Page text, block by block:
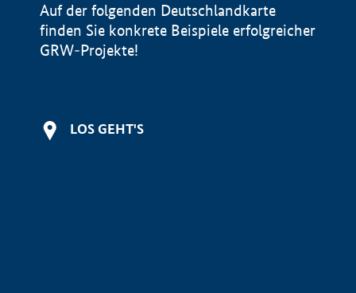
Auf der folgenden Deutschlandkarte
finden Sie konkrete Beispiele erfolgreicher
GRW-Projekte!
LOS GEHT'S